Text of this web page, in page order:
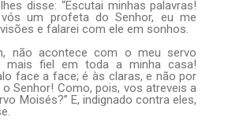
disse: “Escutai minhas palavras!
um profeta do Senhor, eu me
e falarei com ele em sonhos.
não acontece com o meu servo
mais fiel em toda a minha casa!
face a face; é às claras, e não por
o Senhor! Como, pois, vos atreveis a
Moisés?” E, indignado contra eles,